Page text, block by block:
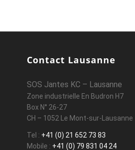
Contact Lausanne
SOS Jantes KC – Lausanne
Zone industrielle En Budron H7
Box N° 26-27
CH – 1052 Le Mont-sur-Lausanne
Tel : +41 (0) 21 652 73 83
Mobile : +41 (0) 79 831 04 24